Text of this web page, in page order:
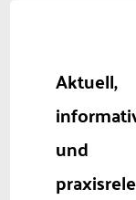
Aktuell,
und